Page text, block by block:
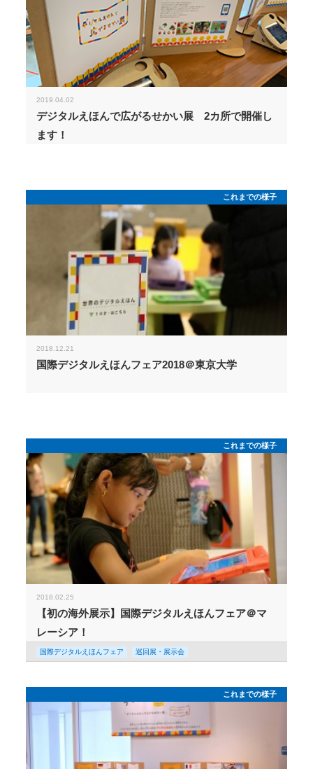
2019.04.02
デジタルえほんで広がるせかい展 2カ所で開催し
ます！
これまでの様子
2018.12.21
国際デジタルえほんフェア2018＠東京大学
これまでの様子
2018.02.25
【初の海外展示】国際デジタルえほんフェア＠マ
レーシア！
国際デジタルえほんフェア 巡回展・展示会
これまでの様子